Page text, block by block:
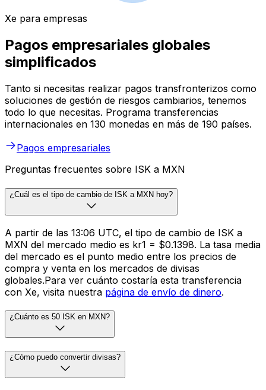
Xe para empresas
Pagos empresariales globales
simplificados
Tanto si necesitas realizar pagos transfronterizos como
soluciones de gestión de riesgos cambiarios, tenemos
todo lo que necesitas. Programa transferencias
internacionales en 130 monedas en más de 190 países.
Pagos empresariales
Preguntas frecuentes sobre ISK a MXN
¿Cuál es el tipo de cambio de ISK a MXN hoy?
A partir de las 13:06 UTC, el tipo de cambio de ISK a
MXN del mercado medio es kr1 = $0.1398. La tasa media
del mercado es el punto medio entre los precios de
compra y venta en los mercados de divisas
globales.Para ver cuánto costaría esta transferencia
con Xe, visita nuestra página de envío de dinero.
¿Cuánto es 50 ISK en MXN?
¿Cómo puedo convertir divisas?